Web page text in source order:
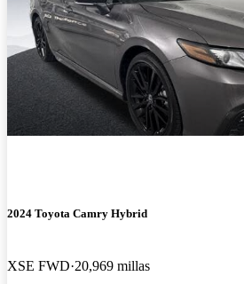
2024 Toyota Camry Hybrid
XSE FWD 20,969 millas